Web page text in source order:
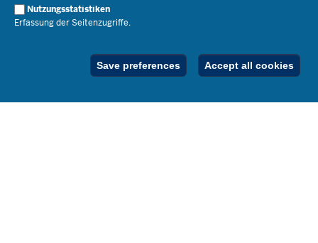
Nutzungsstatistiken
Erfassung der Seitenzugriffe.
Save preferences Accept all cookies
Impressum
Publikationen
Spezialangebote
Impressum Datenschutz